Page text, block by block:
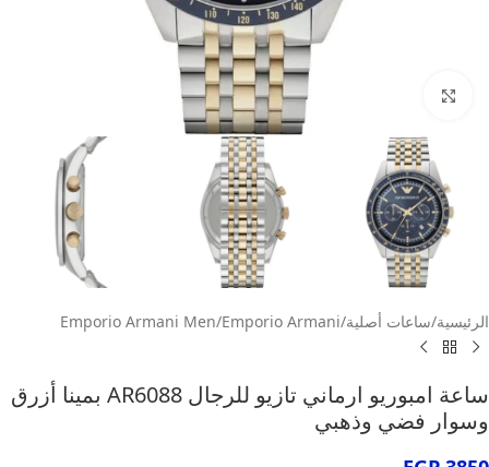
الرئيسية/ساعات أصلية/
Emporio Armani
/
Emporio Armani Men
ساعة امبوريو ارماني تازيو للرجال AR6088 بمينا أزرق
وسوار فضي وذهبي